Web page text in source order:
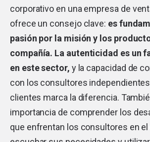
corporativo en una empresa de
ofrece un consejo clave: es
pasión por la misión y los
compañía. La autenticidad es un
en este sector, y la capacidad de
con los consultores
clientes marca la diferencia.
importancia de comprender los
que enfrentan los consultores en el